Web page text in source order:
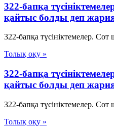
322-бапқа
қайтыс болды деп
322-бапқа түсініктемелер.
Толық оқу »
322-бапқа
қайтыс болды деп
322-бапқа түсініктемелер.
Толық оқу »